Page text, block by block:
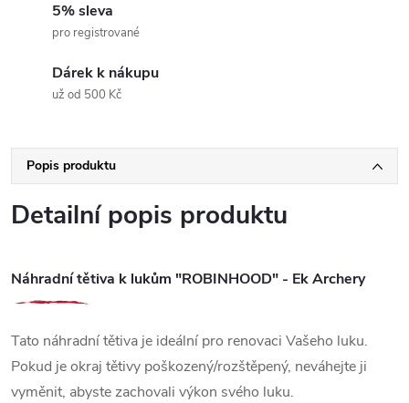
5% sleva
pro registrované
Dárek k nákupu
už od 500 Kč
Popis produktu
Detailní popis produktu
Náhradní tětiva k lukům "ROBINHOOD" - Ek Archery
Tato náhradní tětiva je ideální pro renovaci Vašeho luku.
Pokud je okraj tětivy poškozený/rozštěpený, neváhejte ji
vyměnit, abyste zachovali výkon svého luku.